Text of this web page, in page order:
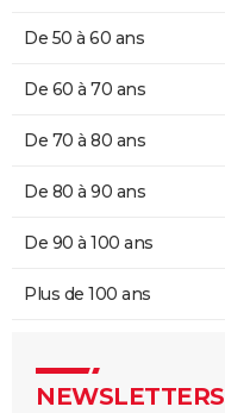
De 50 à 60 ans
De 60 à 70 ans
De 70 à 80 ans
De 80 à 90 ans
De 90 à 100 ans
Plus de 100 ans
NEWSLETTERS